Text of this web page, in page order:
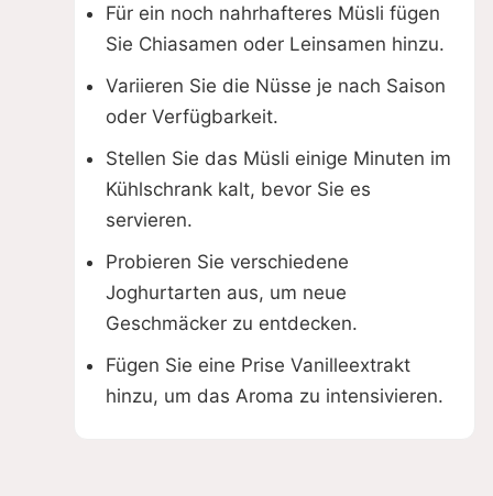
Für ein noch nahrhafteres Müsli fügen
Sie Chiasamen oder Leinsamen hinzu.
Variieren Sie die Nüsse je nach Saison
oder Verfügbarkeit.
Stellen Sie das Müsli einige Minuten im
Kühlschrank kalt, bevor Sie es
servieren.
Probieren Sie verschiedene
Joghurtarten aus, um neue
Geschmäcker zu entdecken.
Fügen Sie eine Prise Vanilleextrakt
hinzu, um das Aroma zu intensivieren.